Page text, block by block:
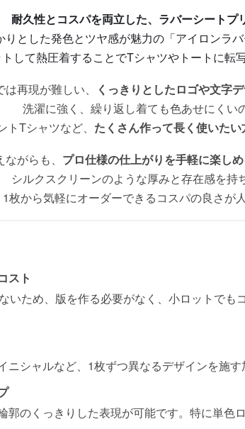
耐久性とコスパを両立した、ラバーシートプ
りとした発色とツヤ感が魅力の「アイロンラバ
して熱圧着することでTシャツやトートに転
は再現が難しい、
くっきりとしたロゴや文字
洗濯に強く、繰り返し着ても色あせにくいの
トTシャツなど、 たくさん作って長く使いたい
がらも、 プロ仕様の仕上がりを手軽に楽し
シルクスクリーンのような厚みと存在感を持
1枚から気軽にオーダーできるコスパの良さが人
スト
いため、版を作る必要がなく、小ロットでも
ニシャルなど、1枚ずつ異なるデザインを施す
郭のくっきりした表現が可能です。特に単色